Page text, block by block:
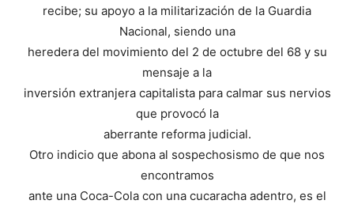
recibe; su apoyo a la militarización de la Guardia
Nacional, siendo una
heredera del movimiento del 2 de octubre del 68 y su
mensaje a la
inversión extranjera capitalista para calmar sus nervios
que provocó la
aberrante reforma judicial.
Otro indicio que abona al sospechosismo de que nos
encontramos
ante una Coca-Cola con una cucaracha adentro, es el